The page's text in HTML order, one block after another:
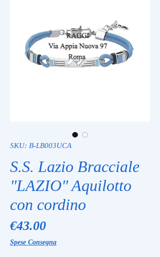
SKU: B-LB003UCA
S.S. Lazio Bracciale
"LAZIO" Aquilotto
con cordino
€43.00Price
Spese Consegna